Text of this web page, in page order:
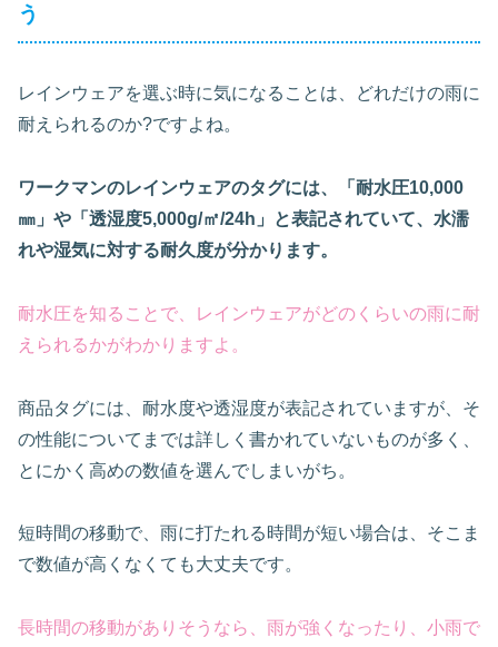
う
レインウェアを選ぶ時に気になることは、どれだけの雨に
耐えられるのか?ですよね。
ワークマンのレインウェアのタグには、「耐水圧10,000
㎜」や「透湿度5,000g/㎡/24h」と表記されていて、水濡
れや湿気に対する耐久度が分かります。
耐水圧を知ることで、レインウェアがどのくらいの雨に耐
えられるかがわかりますよ。
商品タグには、耐水度や透湿度が表記されていますが、そ
の性能についてまでは詳しく書かれていないものが多く、
とにかく高めの数値を選んでしまいがち。
短時間の移動で、雨に打たれる時間が短い場合は、そこま
で数値が高くなくても大丈夫です。
長時間の移動がありそうなら、雨が強くなったり、小雨で